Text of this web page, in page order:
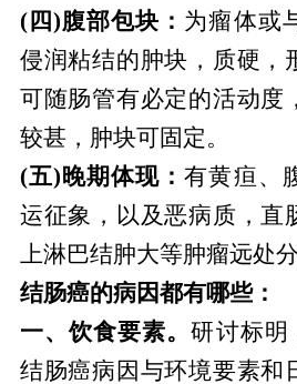
(四)腹部包块： 为瘤体或
侵润粘结的肿块，质硬，
可随肠管有必定的活动度
较甚，肿块可固定。
(五)晚期体现：有黄疸、
运征象，以及恶病质，直
上淋巴结肿大等肿瘤远处
结肠癌的病因都有哪些：
一、饮食要素。研讨标明
结肠癌病因与环境要素和